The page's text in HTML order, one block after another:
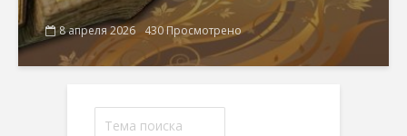
8 апреля 2026 430 Просмотрено